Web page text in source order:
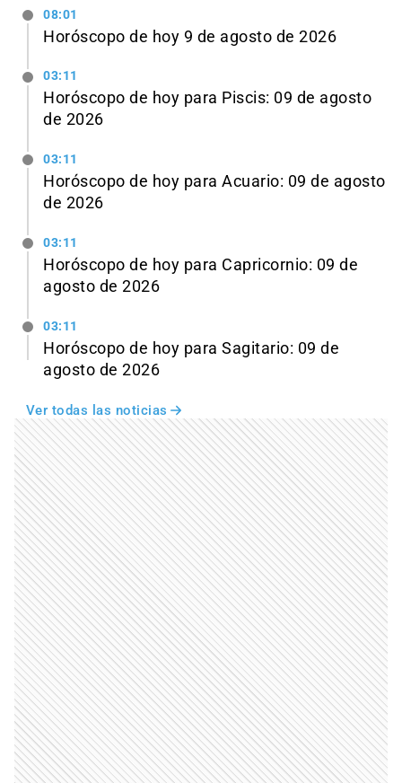
08:01
Horóscopo de hoy 9 de agosto de 2026
03:11
Horóscopo de hoy para Piscis: 09 de agosto
de 2026
03:11
Horóscopo de hoy para Acuario: 09 de agosto
de 2026
03:11
Horóscopo de hoy para Capricornio: 09 de
agosto de 2026
03:11
Horóscopo de hoy para Sagitario: 09 de
agosto de 2026
Ver todas las noticias